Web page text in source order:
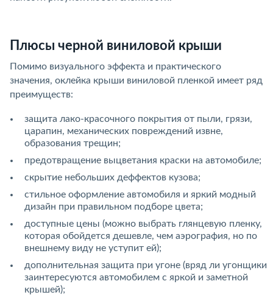
Плюсы черной виниловой крыши
Помимо визуального эффекта и практического
значения, оклейка крыши виниловой пленкой имеет ряд
преимуществ:
защита лако-красочного покрытия от пыли, грязи,
царапин, механических повреждений извне,
образования трещин;
предотвращение выцветания краски на автомобиле;
скрытие небольших деффектов кузова;
стильное оформление автомобиля и яркий модный
дизайн при правильном подборе цвета;
доступные цены (можно выбрать глянцевую пленку,
которая обойдется дешевле, чем аэрография, но по
внешнему виду не уступит ей);
дополнительная защита при угоне (вряд ли угонщики
заинтересуются автомобилем с яркой и заметной
крышей);